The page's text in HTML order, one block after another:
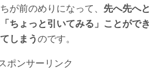
が前のめりになって、 先へ先へと
ちょっと引いてみる」ことができ
しまうのです。
ポンサーリンク